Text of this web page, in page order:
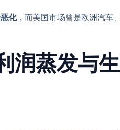
化，而美国市场曾是欧洲汽车
润蒸发与